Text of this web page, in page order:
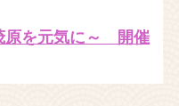
を元気に～ 開催